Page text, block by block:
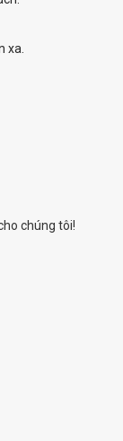
xa.
chúng tôi!